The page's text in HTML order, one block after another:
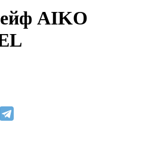
AIKO